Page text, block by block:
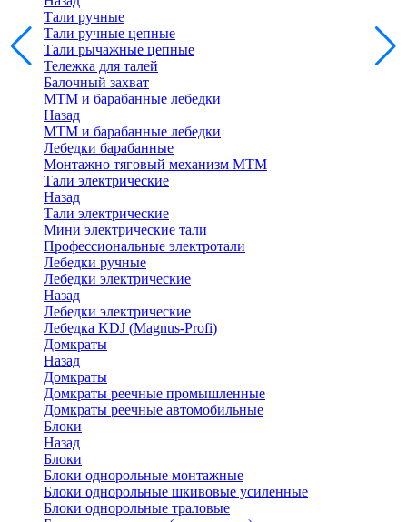
Тали ручные
Тали ручные цепные
Тали рычажные цепные
Тележка для талей
Балочный захват
МТМ и барабанные лебедки
Назад
МТМ и барабанные лебедки
Лебедки барабанные
Монтажно тяговый механизм МТМ
Тали электрические
Назад
Тали электрические
Мини электрические тали
Профессиональные электротали
Лебедки ручные
Лебедки электрические
Назад
Лебедки электрические
Лебедка KDJ (Magnus-Profi)
Домкраты
Назад
Домкраты
Домкраты реечные промышленные
Домкраты реечные автомобильные
Блоки
Назад
Блоки
Блоки однорольные монтажные
Блоки однорольные шкивовые усиленные
Блоки однорольные траловые